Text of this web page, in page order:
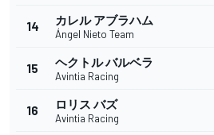
14 カレル アブラハム
Ángel Nieto Team
15 ヘクトル バルベラ
Avintia Racing
16 ロリス バズ
Avintia Racing